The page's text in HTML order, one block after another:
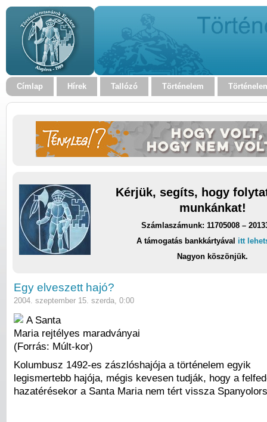
Címlap Hírek Tallózó Történelem
Kérjük, segíts, hogy
munkánkat!
Számlaszámunk: 11705008 –
A támogatás bankkártyával itt
Nagyon köszönjük.
Egy elveszett hajó?
2004. szeptember 15. szerda, 0:00
A Santa
Maria rejtélyes maradványai
(Forrás: Múlt-kor)
Kolumbusz 1492-es zászlóshajója a történelem egyik
legismertebb hajója, mégis kevesen tudják, hogy a
hazatérésekor a Santa Maria nem tért vissza